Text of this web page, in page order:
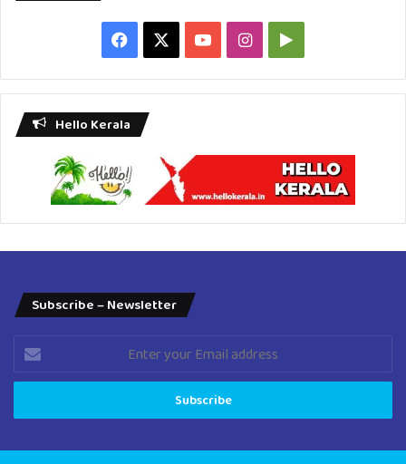
Facebook YouTubeInstagramGoogle
Play
Hello Kerala
Subscribe – Newsletter
Enter
your
Email